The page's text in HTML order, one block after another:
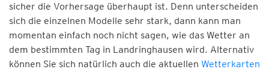
sicher die Vorhersage überhaupt ist. Denn unterscheiden
sich die einzelnen Modelle sehr stark, dann kann man
momentan einfach noch nicht sagen, wie das Wetter an
dem bestimmten Tag in Landringhausen wird. Alternativ
können Sie sich natürlich auch die aktuellen Wetterkarten